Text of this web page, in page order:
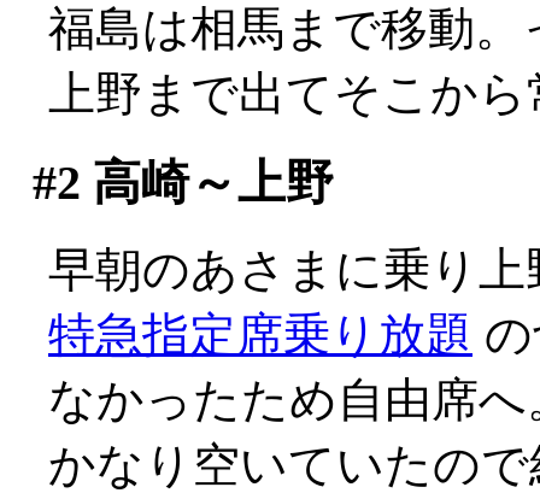
福島は相馬まで移動
上野まで出てそこか
#2 高崎～上野
早朝のあさまに乗り上
特急指定席乗り放題
なかったため自由席へ
かなり空いていたの